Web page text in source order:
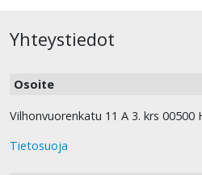
Yhteystiedot
Osoite
Vilhonvuorenkatu 11 A 3. krs 00500
Tietosuoja